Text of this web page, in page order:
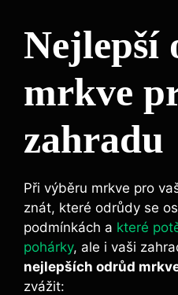
Nejlepší
mrkve
zahradu
Při výběru mrkve pro
znát, které odrůdy se
podmínkách a které
pohárky, ale i vaši
nejlepších odrůd
zvážit: